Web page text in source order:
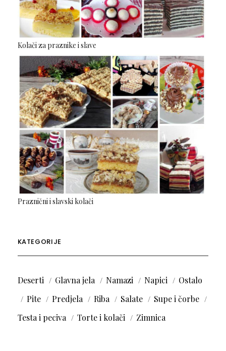
Kolači za praznike i slave
Praznični i slavski kolači
KATEGORIJE
Deserti Glavna jela Namazi Napici
Ostalo
Pite
Predjela Riba Salate
Supe i čorbe
Testa i peciva
Torte i kolači Zimnica